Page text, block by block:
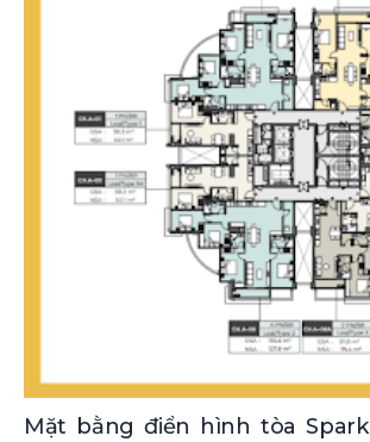
Mặt bằng điển hình tòa Spark